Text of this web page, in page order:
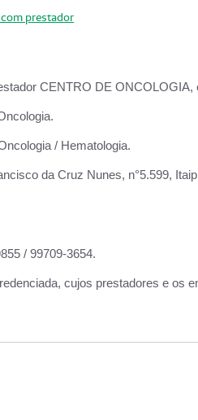
prestador
CENTRO DE
/ Hematologia.
da Cruz Nunes, n°5.599,
/ 99709-3654.
cujos prestadores e os